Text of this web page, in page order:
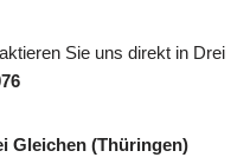
Sie uns direkt in Drei
Gleichen (Thüringen)